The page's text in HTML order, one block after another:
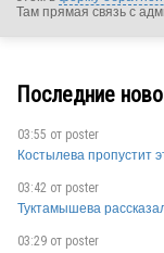
GER
GER
Там прямая связь с
Последние
03:55 от poster
Костылева пропустит
03:42 от poster
Туктамышева
03:29 от poster